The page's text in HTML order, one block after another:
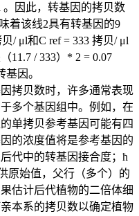
。因此，转基因的拷贝数
着该线2具有转基因的9
/ μl和C ref = 333 拷贝/ μl
11.7 / 333）* 2 = 0.07
因。
拷贝数时，许多通常表现
多个基因组中。例如，在
单拷贝参考基因可能有四
的浓度值将是参考基因的
代中的转基因接合度；ħ
原始值，父行（多个）的
估计后代植物的二倍体细
本系的拷贝数以确定植物